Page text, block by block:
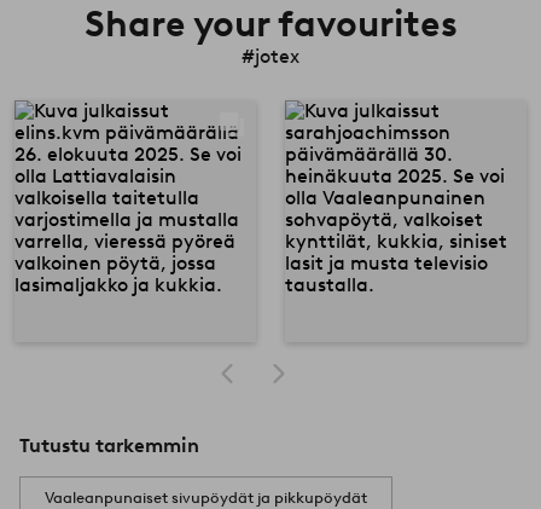
Share your favourites
#jotex
Tutustu tarkemmin
Vaaleanpunaiset sivupöydät ja pikkupöydät